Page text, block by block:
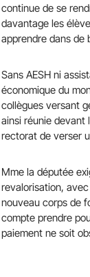
continue de se
davantage les
apprendre dans de
Sans AESH ni
économique du
collègues versant
ainsi réunie devant
rectorat de verser
Mme la députée
revalorisation,
nouveau corps de
compte prendre
paiement ne soit